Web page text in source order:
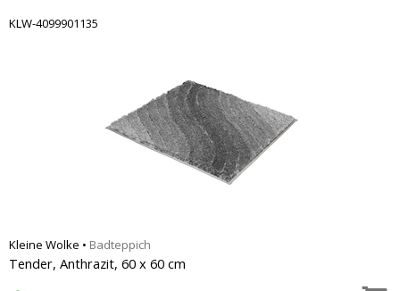
KLW-4099901135
Kleine Wolke • Badteppich
Tender, Anthrazit, 60 x 60 cm